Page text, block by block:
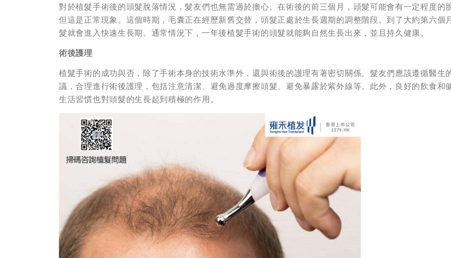
對於植髮手術後的頭髮脫落情況，髮友們也無需過於擔心。在術後的前三個月，頭髮可能會有一定程度的
但這是正常現象。這個時期，毛囊正在經歷新舊交替，頭髮正處於生長週期的調整階段。到了大約第六個
髮就會進入快速生長期。通常情況下，一年後植髮手術的頭髮就能夠自然生長出來，並且持久健康。
術後護理
植髮手術的成功與否，除了手術本身的技術水準外，還與術後的護理有著密切關係。髮友們應該遵循醫生
議，合理進行術後護理，包括注意清潔、避免過度摩擦頭髮、避免暴露於紫外線等。此外，良好的飲食和
生活習慣也對頭髮的生長起到積極的作用。